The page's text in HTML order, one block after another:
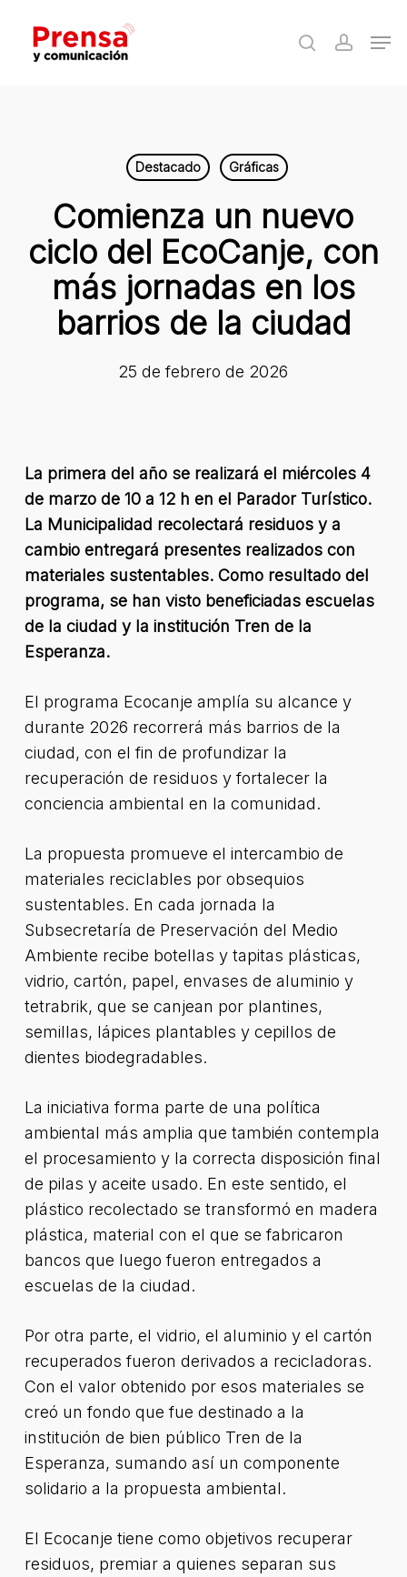
main
search
Destacado Gráficas
Comienza un nuevo
ciclo del EcoCanje, con
más jornadas en los
barrios de la ciudad
25 de febrero de 2026
La primera del año se realizará el miércoles 4
de marzo de 10 a 12 h en el Parador Turístico.
La Municipalidad recolectará residuos y a
cambio entregará presentes realizados con
materiales sustentables. Como resultado del
programa, se han visto beneficiadas escuelas
de la ciudad y la institución Tren de la
Esperanza.
El programa Ecocanje amplía su alcance y
durante 2026 recorrerá más barrios de la
ciudad, con el fin de profundizar la
recuperación de residuos y fortalecer la
conciencia ambiental en la comunidad.
La propuesta promueve el intercambio de
materiales reciclables por obsequios
sustentables. En cada jornada la
Subsecretaría de Preservación del Medio
Ambiente recibe botellas y tapitas plásticas,
vidrio, cartón, papel, envases de aluminio y
tetrabrik, que se canjean por plantines,
semillas, lápices plantables y cepillos de
dientes biodegradables.
La iniciativa forma parte de una política
ambiental más amplia que también contempla
el procesamiento y la correcta disposición final
de pilas y aceite usado. En este sentido, el
plástico recolectado se transformó en madera
plástica, material con el que se fabricaron
bancos que luego fueron entregados a
escuelas de la ciudad.
Por otra parte, el vidrio, el aluminio y el cartón
recuperados fueron derivados a recicladoras.
Con el valor obtenido por esos materiales se
creó un fondo que fue destinado a la
institución de bien público Tren de la
Esperanza, sumando así un componente
solidario a la propuesta ambiental.
El Ecocanje tiene como objetivos recuperar
residuos, premiar a quienes separan sus